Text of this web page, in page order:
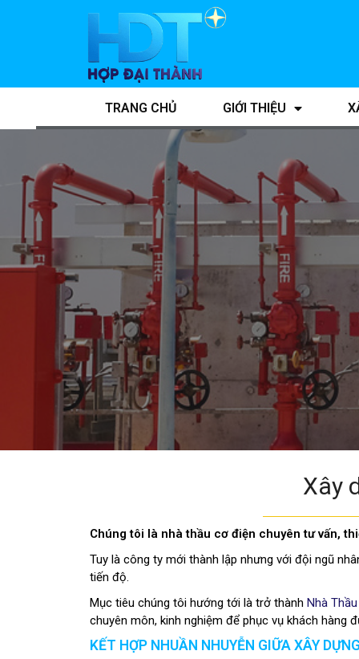
TRANG CHỦ GIỚI THIỆU
Xây
Chúng tôi là nhà thầu cơ điện chuyên tư vấn,
Tuy là công ty mới thành lập nhưng với đội ngũ
tiến độ.
Mục tiêu chúng tôi hướng tới là trở thành Nhà
chuyên môn, kinh nghiệm để phục vụ khách hàng
KẾT HỢP NHUẦN NHUYỄN GIỮA XÂY